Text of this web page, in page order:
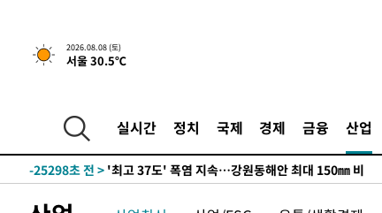
2026.08.08 (토)
서울 30.5℃
실시간 정치 국제 경제 금융 산업
-18444초 전 >
-25298초 전 > '최고 37도' 폭염 지속…강원동해안 최대 150㎜ 비